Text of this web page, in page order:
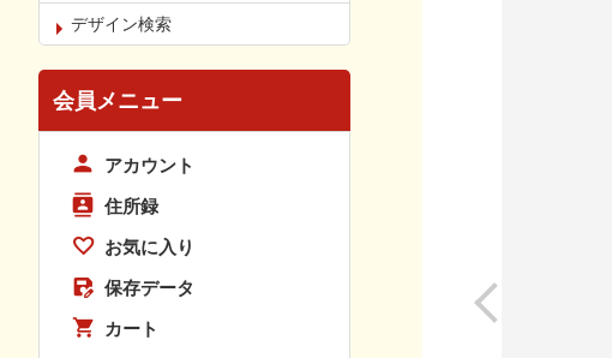
デザイン検索
会員メニュー
アカウント
住所録
お気に入り
保存データ
カート